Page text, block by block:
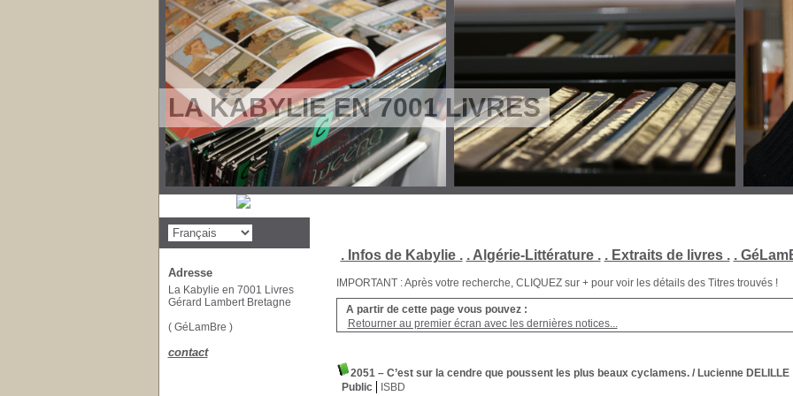
LA KABYLIE EN 7001 LIVRES
. Infos de Kabylie . . Algérie-Littérature . . Extraits de livres . .
IMPORTANT : Après votre recherche, CLIQUEZ sur + pour voir les détails des Titres trouvés !
A partir de cette page vous pouvez :
Retourner au premier écran avec les dernières notices...
2051 – C’est sur la cendre que poussent les plus beaux cyclamens./ Lucienne DELILLE
Public
ISBD
Adresse
La Kabylie en 7001 Livres
Gérard Lambert Bretagne
( GéLamBre )
contact